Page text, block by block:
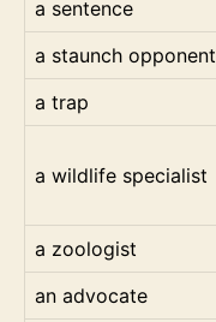
a sentence
a staunch opponent
a trap
a wildlife specialist
a zoologist
an advocate